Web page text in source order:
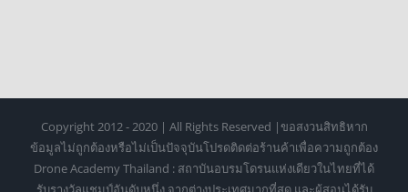
Copyright 2012 - 2020 | All Rights Reserved |ขอสงวนสิทธิหาก
ข้อมูลไม่ถูกต้องหรือไม่เป็นปัจจุบันโปรดติดต่อร้านค้าเพื่อความถูกต้อง
Drone Academy Thailand : สถาบันอบรมโดรนแห่งเดียวในไทยที่ได้